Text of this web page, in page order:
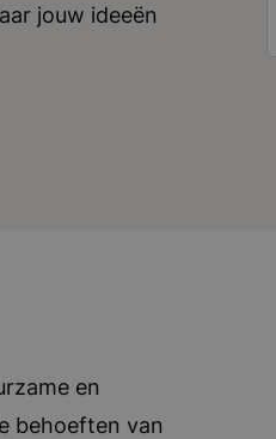
jouw ideeën
en
behoeften van